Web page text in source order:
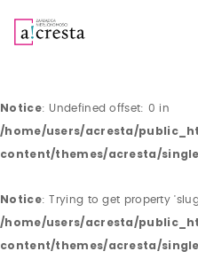
Notice: Undefined offset: 0 in
/home/users/acresta/
content/themes/acresta/
Notice: Trying to get property
/home/users/acresta/
content/themes/acresta/